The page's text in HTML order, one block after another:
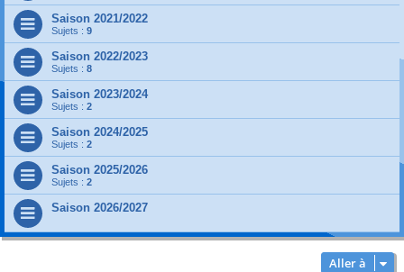
Saison 2021/2022
Sujets : 9
Saison 2022/2023
Sujets : 8
Saison 2023/2024
Sujets : 2
Saison 2024/2025
Sujets : 2
Saison 2025/2026
Sujets : 2
Saison 2026/2027
Aller à